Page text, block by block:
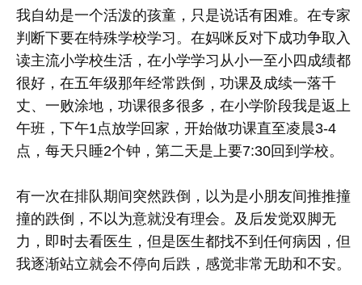
我自幼是一个活泼的孩童，只是说话有困难。在专家
判断下要在特殊学校学习。在妈咪反对下成功争取入
读主流小学校生活，在小学学习从小一至小四成绩都
很好，在五年级那年经常跌倒，功课及成续一落千
丈、一败涂地，功课很多很多，在小学阶段我是返上
午班，下午1点放学回家，开始做功课直至凌晨3-4
点，每天只睡2个钟，第二天是上要7:30回到学校。
有一次在排队期间突然跌倒，以为是小朋友间推推撞
撞的跌倒，不以为意就没有理会。及后发觉双脚无
力，即时去看医生，但是医生都找不到任何病因，但
我逐渐站立就会不停向后跌，感觉非常无助和不安。